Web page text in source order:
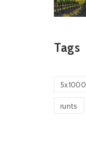
Tags
5x1000
runts